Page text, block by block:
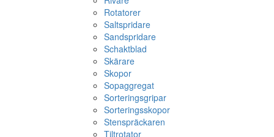
Rotatorer
Saltspridare
Sandspridare
Schaktblad
Skärare
Skopor
Sopaggregat
Sorteringsgripar
Sorteringsskopor
Stenspräckaren
Tiltrotator